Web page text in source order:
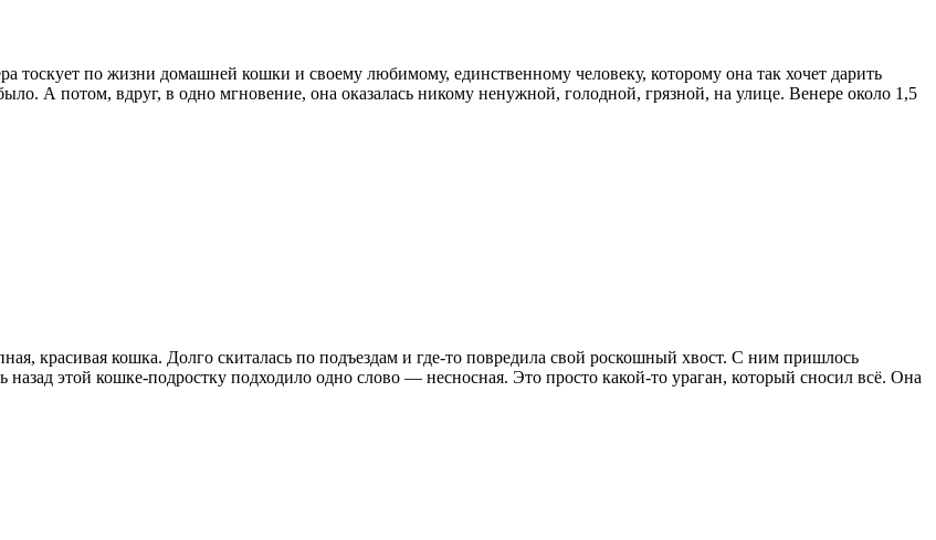
тоскует по жизни домашней кошки и своему любимому, единственному человеку, которому она так хочет дарить
А потом, вдруг, в одно мгновение, она оказалась никому ненужной, голодной, грязной, на улице. Венере около 1,5
красивая кошка. Долго скиталась по подъездам и где-то повредила свой роскошный хвост. С ним пришлось
назад этой кошке-подростку подходило одно слово — несносная. Это просто какой-то ураган, который сносил всё. Она